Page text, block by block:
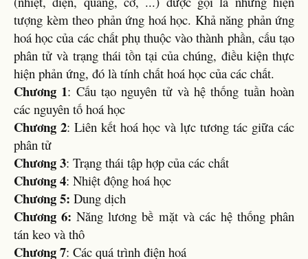
tượng kèm theo phản ứng hoá học. Khả năng phản ứng
hoá học của các chất phụ thuộc vào thành phần, cấu tạo
phân tử và trạng thái tồn tại của chúng, điều kiện thực
hiện phản ứng, đó là tính chất hoá học của các chất.
Chương 1: Cấu tạo nguyên tử và hệ thống tuần hoàn
các nguyên tố hoá học
Chương 2: Liên kết hoá học và lực tương tác giữa các
phân tử
Chương 3: Trạng thái tập hợp của các chất
Chương 4: Nhiệt động hoá học
Chương 5: Dung dịch
Chương 6: Năng lương bề mặt và các hệ thống phân
tán keo và thô
Chương 7: Các quá trình điện hoá